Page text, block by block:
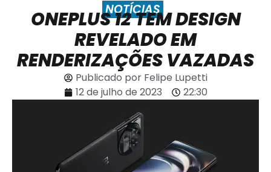
NOTÍCIAS
ONEPLUS 12 TEM DESIGN
REVELADO EM
RENDERIZAÇÕES VAZADAS
Publicado porFelipe Lupetti
12 de julho de 2023
22:30